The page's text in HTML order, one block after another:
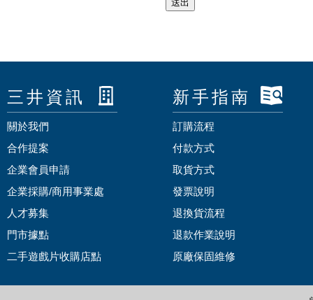
三井資訊
關於我們
合作提案
企業會員申請
企業採購/商用事業處
人才募集
門市據點
二手遊戲片收購店點
新手指南
訂購流程
付款方式
取貨方式
發票說明
退換貨流程
退款作業說明
原廠保固維修